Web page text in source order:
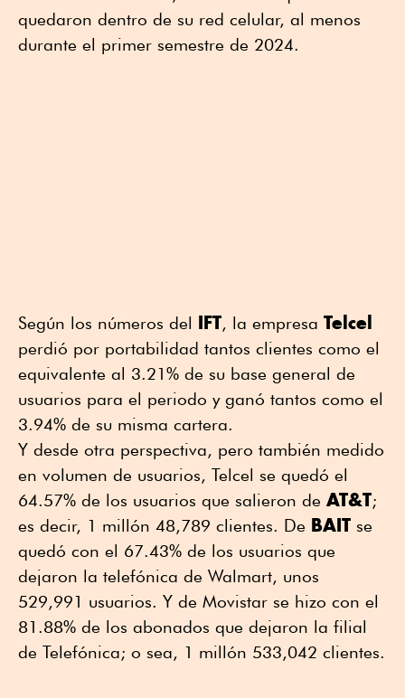
quedaron dentro de su red celular, al menos
durante el primer semestre de 2024.
Según los números del IFT, la empresa Telcel
perdió por portabilidad tantos clientes como el
equivalente al 3.21% de su base general de
usuarios para el periodo y ganó tantos como el
3.94% de su misma cartera.
Y desde otra perspectiva, pero también medido
en volumen de usuarios, Telcel se quedó el
64.57% de los usuarios que salieron de AT&T;
es decir, 1 millón 48,789 clientes. De BAIT se
quedó con el 67.43% de los usuarios que
dejaron la telefónica de Walmart, unos
529,991 usuarios. Y de Movistar se hizo con el
81.88% de los abonados que dejaron la filial
de Telefónica; o sea, 1 millón 533,042 clientes.